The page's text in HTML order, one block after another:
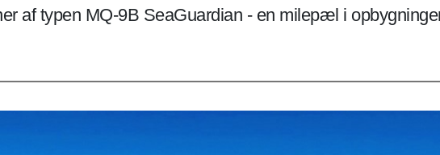
af typen MQ-9B SeaGuardian - en milepæl i